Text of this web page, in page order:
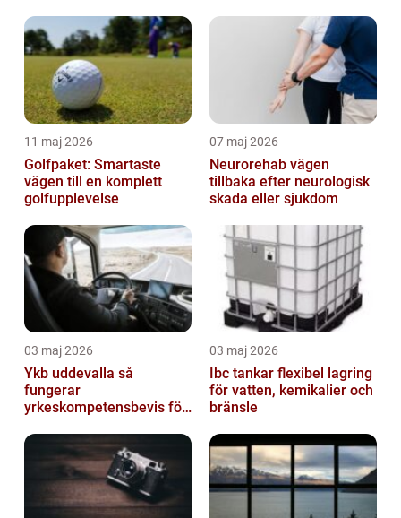
11 maj 2026
Golfpaket: Smartaste
vägen till en komplett
golfupplevelse
07 maj 2026
Neurorehab vägen
tillbaka efter neurologisk
skada eller sjukdom
03 maj 2026
Ykb uddevalla så
fungerar
yrkeskompetensbevis för
03 maj 2026
Ibc tankar flexibel lagring
för vatten, kemikalier och
bränsle